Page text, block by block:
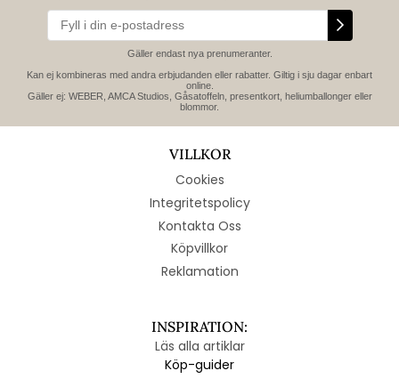
Gäller endast nya prenumeranter.
Kan ej kombineras med andra erbjudanden eller rabatter. Giltig i sju dagar enbart
online.
Gäller ej: WEBER, AMCA Studios, Gåsatoffeln, presentkort, heliumballonger eller
blommor.
VILLKOR
Cookies
Integritetspolicy
Kontakta Oss
Köpvillkor
Reklamation
INSPIRATION:
Läs alla artiklar
Köp-guider